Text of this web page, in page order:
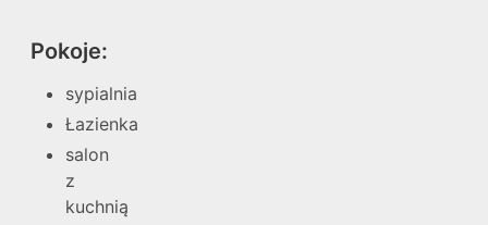
Pokoje:
sypialnia
Łazienka
salon
z
kuchnią